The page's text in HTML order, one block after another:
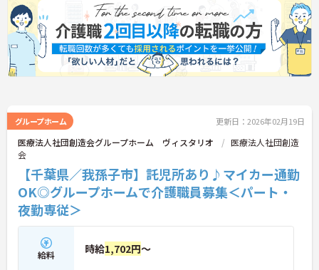
グループホーム 更新日：2026年02月19日
医療法人社団創造会グループホーム ヴィスタリオ
医療法人社団創造
会
【千葉県／我孫子市】託児所あり♪マイカー通勤
OK◎グループホームで介護職員募集＜パート・
夜勤専従＞
給料 時給1,702円～